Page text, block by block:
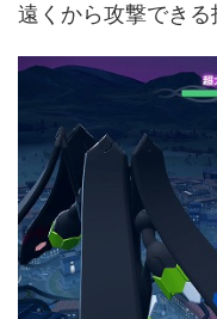
遠くから攻撃できる